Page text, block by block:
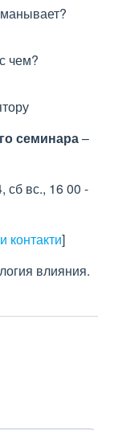
чем?
семинара–
сб вс., 16 00 -
контакти]
влияния.